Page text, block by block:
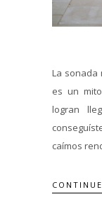
La sonada
es un
logran
caímos